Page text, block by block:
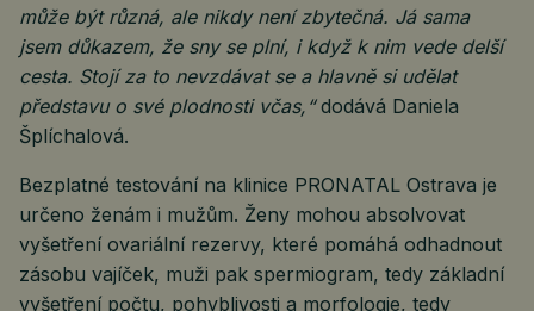
může být různá, ale nikdy není zbytečná. Já sama
jsem důkazem, že sny se plní, i když k nim vede delší
cesta. Stojí za to nevzdávat se a hlavně si udělat
představu o své plodnosti včas,“dodává Daniela
Šplíchalová.
Bezplatné testování na klinice PRONATAL Ostrava je
určeno ženám i mužům. Ženy mohou absolvovat
vyšetření ovariální rezervy, které pomáhá odhadnout
zásobu vajíček, muži pak spermiogram, tedy základní
vyšetření počtu, pohyblivosti a morfologie, tedy